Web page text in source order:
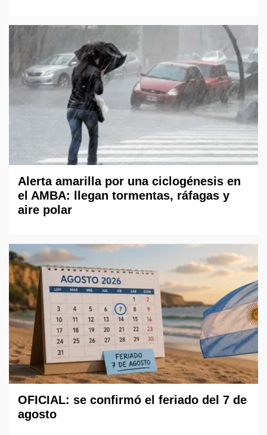
Alerta amarilla por una ciclogénesis en
el AMBA: llegan tormentas, ráfagas y
aire polar
OFICIAL: se confirmó el feriado del 7 de
agosto